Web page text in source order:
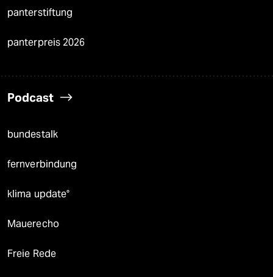
panterstiftung
panterpreis 2026
Podcast
bundestalk
fernverbindung
klima update°
Mauerecho
Freie Rede